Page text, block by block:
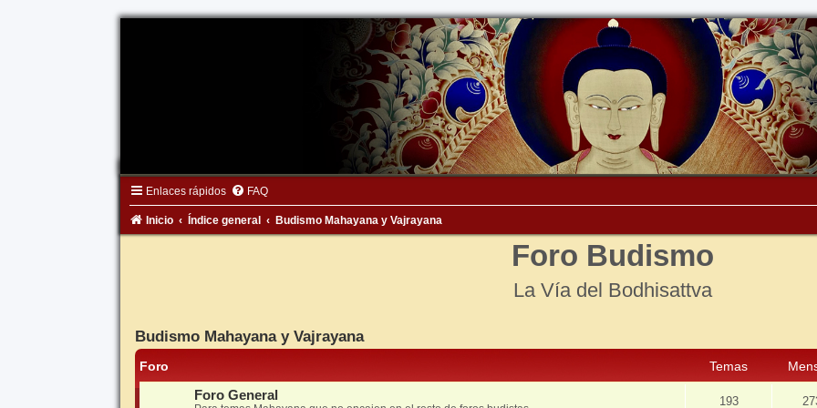
Enlaces rápidos FAQ
Inicio Índice general Budismo Mahayana y Vajrayana
Foro Budismo
La Vía del Bodhisattva
Budismo Mahayana y Vajrayana
Foro Temas
Foro General
193